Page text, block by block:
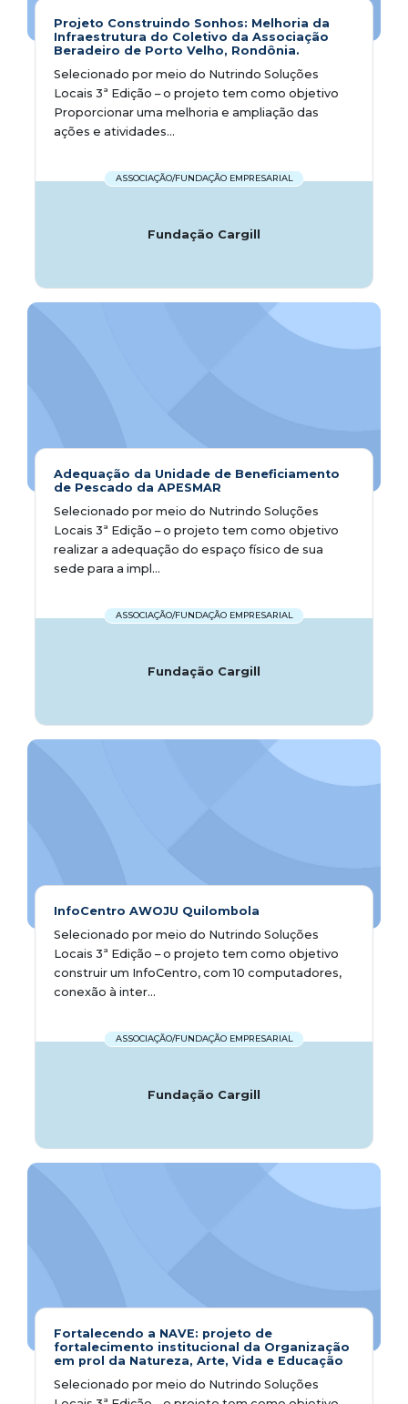
Projeto Construindo Sonhos: Melhoria da
Infraestrutura do Coletivo da Associação
Beradeiro de Porto Velho, Rondônia.
Selecionado por meio do Nutrindo Soluções
Locais 3ª Edição – o projeto tem como objetivo
Proporcionar uma melhoria e ampliação das
ações e atividades...
ASSOCIAÇÃO/FUNDAÇÃO EMPRESARIAL
Fundação Cargill
Adequação da Unidade de Beneficiamento
de Pescado da APESMAR
Selecionado por meio do Nutrindo Soluções
Locais 3ª Edição – o projeto tem como objetivo
realizar a adequação do espaço físico de sua
sede para a impl...
ASSOCIAÇÃO/FUNDAÇÃO EMPRESARIAL
Fundação Cargill
InfoCentro AWOJU Quilombola
Selecionado por meio do Nutrindo Soluções
Locais 3ª Edição – o projeto tem como objetivo
construir um InfoCentro, com 10 computadores,
conexão à inter...
ASSOCIAÇÃO/FUNDAÇÃO EMPRESARIAL
Fundação Cargill
Fortalecendo a NAVE: projeto de
fortalecimento institucional da Organização
em prol da Natureza, Arte, Vida e Educação
Selecionado por meio do Nutrindo Soluções